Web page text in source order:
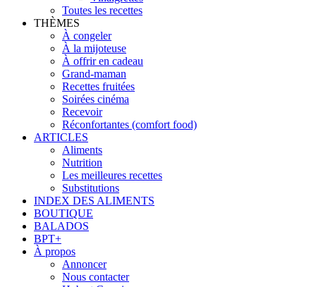
Toutes les recettes
THÈMES
À congeler
À la mijoteuse
À offrir en cadeau
Grand-maman
Recettes fruitées
Soirées cinéma
Recevoir
Réconfortantes (comfort food)
ARTICLES
Aliments
Nutrition
Les meilleures recettes
Substitutions
INDEX DES ALIMENTS
BOUTIQUE
BALADOS
BPT+
À propos
Annoncer
Nous contacter